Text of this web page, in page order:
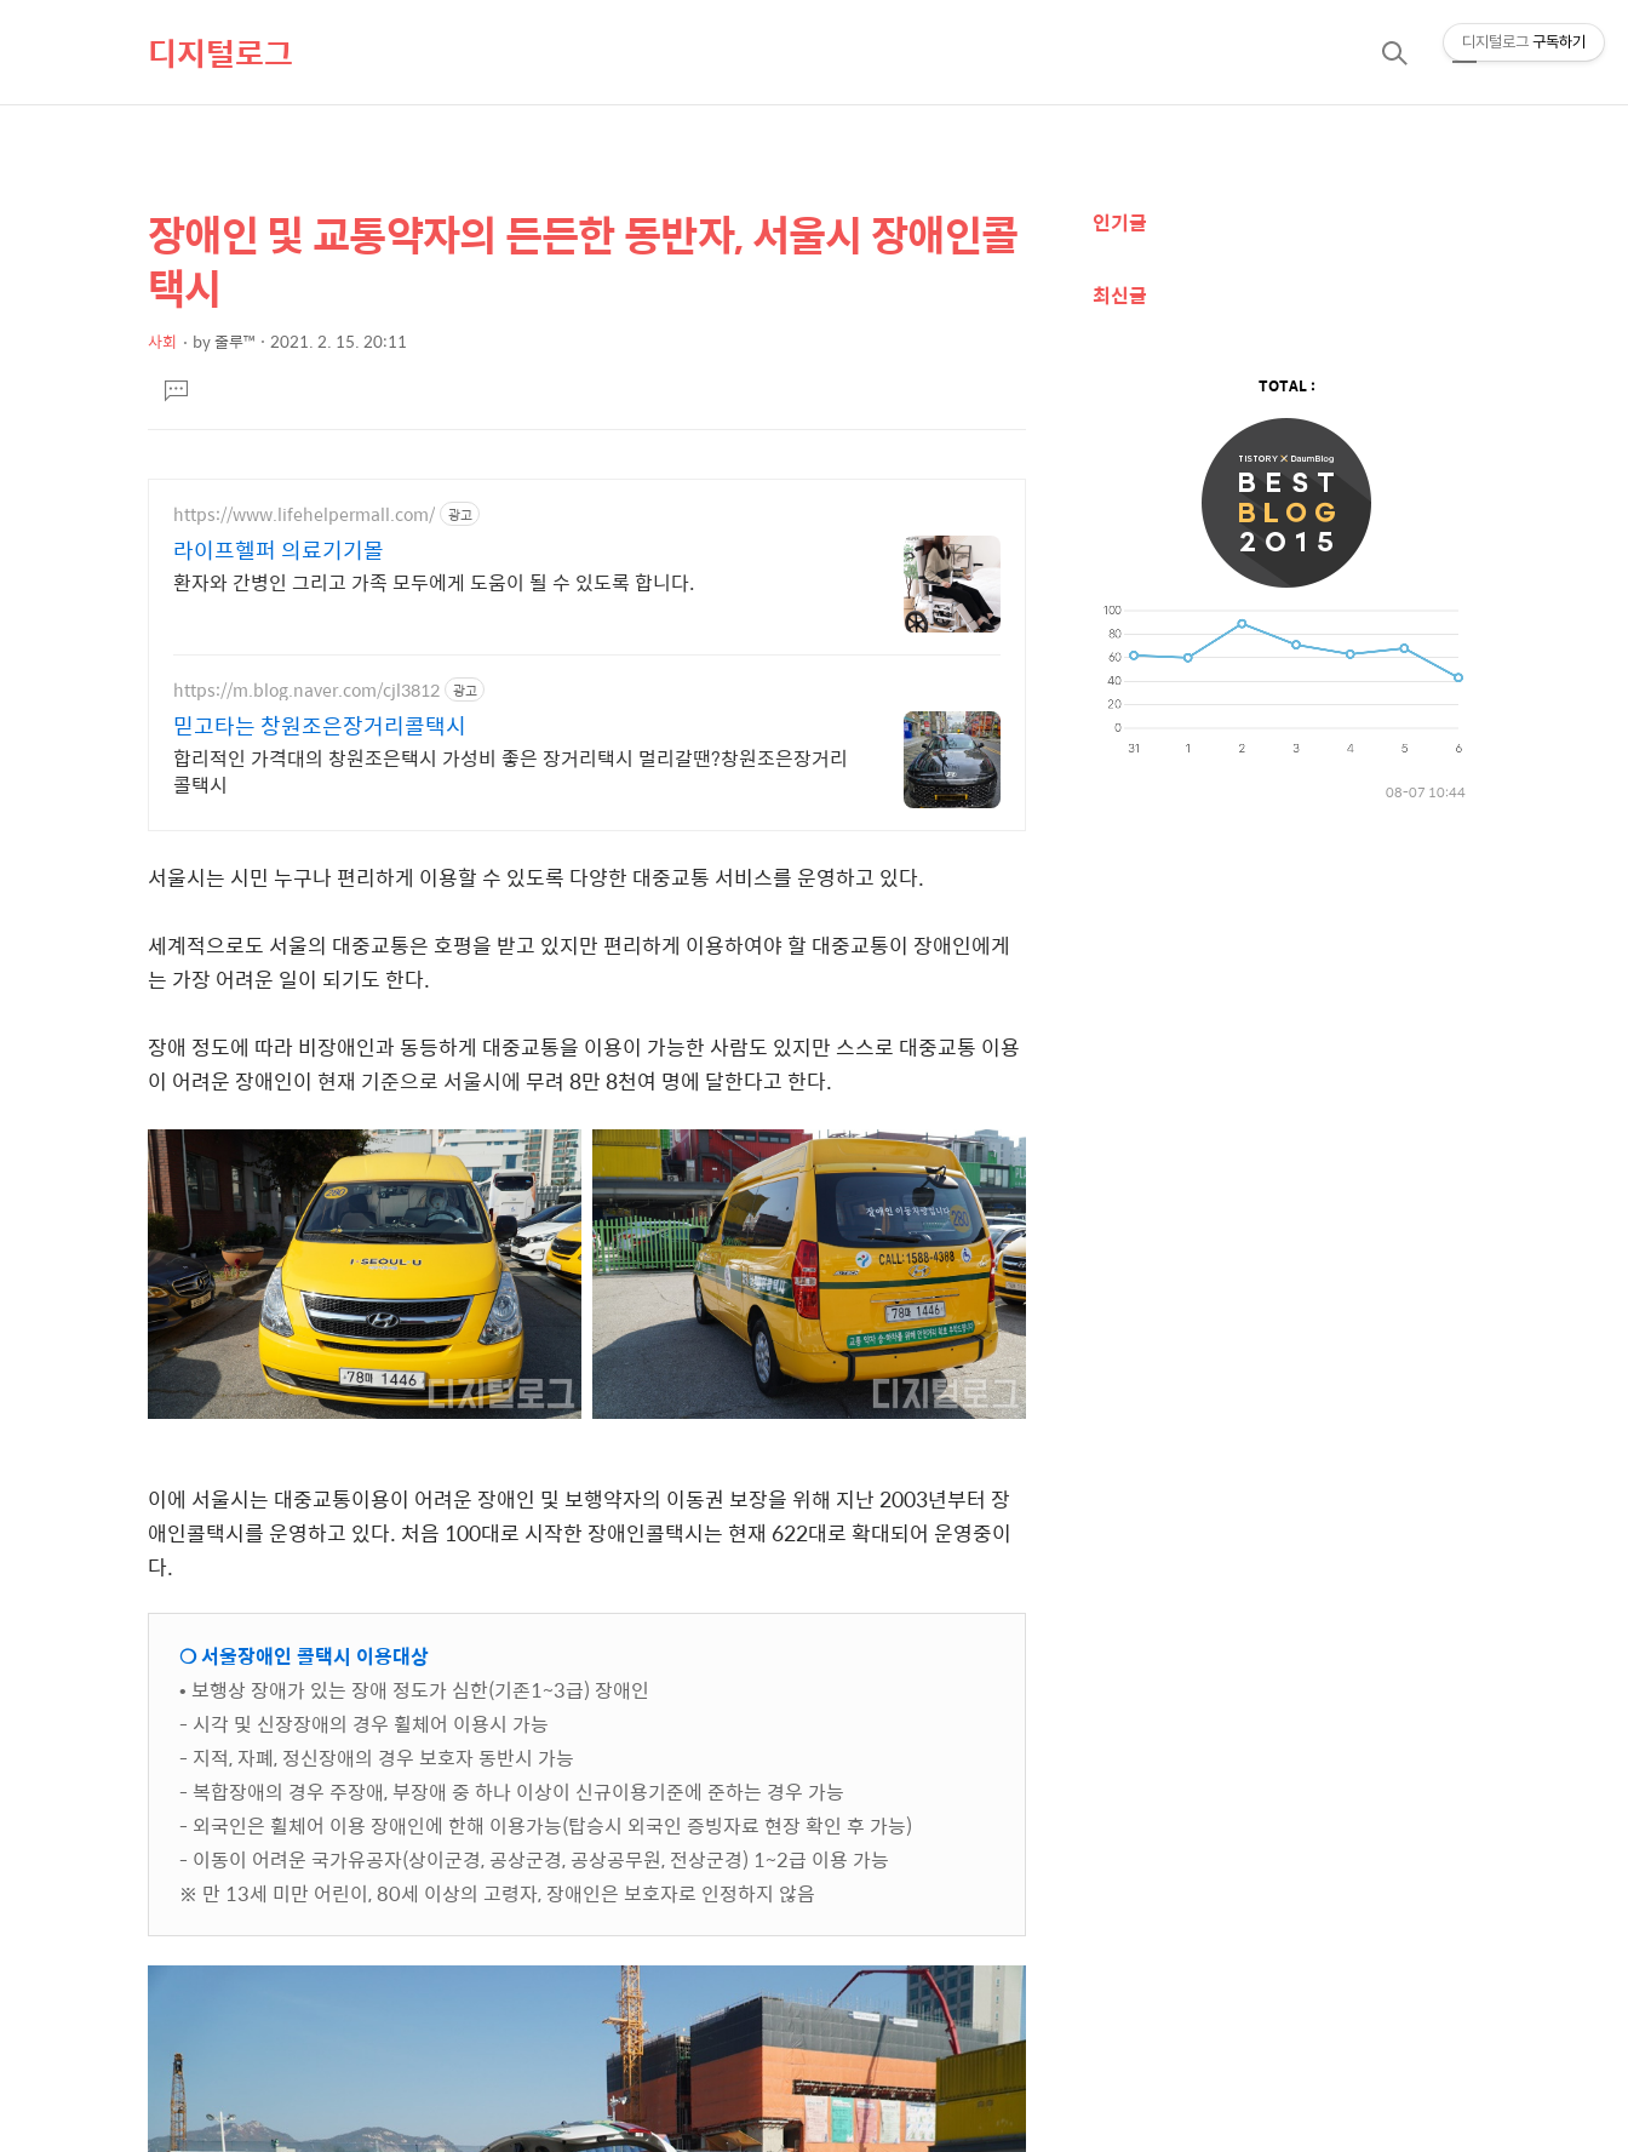
디지털로그
검
메
상
세
컨
텐
본
문
제
장애인 및 교통약자의 든든한 동반자, 서울시 장애인콜
택시
사회 by줄루™ 2021. 2. 15. 20:11
문댓
글
https://www.lifehelpermall.com/ 광고
라이프헬퍼 의료기기몰
환자와 간병인 그리고 가족 모두에게 도움이 될 수 있도록 합니다.
https://m.blog.naver.com/cjl3812 광고
믿고타는 창원조은장거리콜택시
합리적인 가격대의 창원조은택시 가성비 좋은 장거리택시 멀리갈땐?창원조은장거리
콜택시
서울시는 시민 누구나 편리하게 이용할 수 있도록 다양한 대중교통 서비스를 운영하고 있다.
세계적으로도 서울의 대중교통은 호평을 받고 있지만 편리하게 이용하여야 할 대중교통이 장애인에게
는 가장 어려운 일이 되기도 한다.
장애 정도에 따라 비장애인과 동등하게 대중교통을 이용이 가능한 사람도 있지만 스스로 대중교통 이용
이 어려운 장애인이 현재 기준으로 서울시에 무려 8만 8천여 명에 달한다고 한다.
이에 서울시는 대중교통이용이 어려운 장애인 및 보행약자의 이동권 보장을 위해 지난 2003년부터 장
애인콜택시를 운영하고 있다. 처음 100대로 시작한 장애인콜택시는 현재 622대로 확대되어 운영중이
다.
❍ 서울장애인 콜택시 이용대상
• 보행상 장애가 있는 장애 정도가 심한(기존1~3급) 장애인
- 시각 및 신장장애의 경우 휠체어 이용시 가능
- 지적, 자폐, 정신장애의 경우 보호자 동반시 가능
- 복합장애의 경우 주장애, 부장애 중 하나 이상이 신규이용기준에 준하는 경우 가능
- 외국인은 휠체어 이용 장애인에 한해 이용가능(탑승시 외국인 증빙자료 현장 확인 후 가능)
- 이동이 어려운 국가유공자(상이군경, 공상군경, 공상공무원, 전상군경) 1~2급 이용 가능
※ 만 13세 미만 어린이, 80세 이상의 고령자, 장애인은 보호자로 인정하지 않음
추
정
인기글
최신글
TOTAL :
08-07 10:44
디지털로그 구독하기